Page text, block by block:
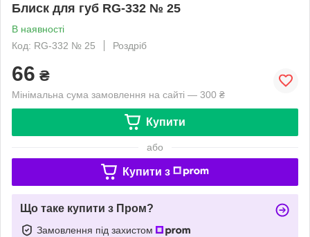
Блиск для губ RG-332 № 25
В наявності
Код: RG-332 № 25
Роздріб
66 ₴
Мінімальна сума замовлення на сайті — 300 ₴
Купити
або
Купити з
Що таке купити з Пром?
Замовлення під захистом